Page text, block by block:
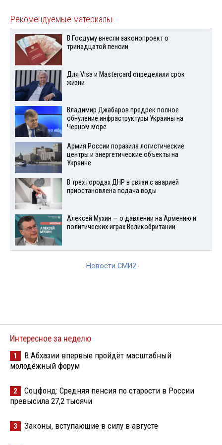
Рекомендуемые материалы
В Госдуму внесли законопроект о
тринадцатой пенсии
Для Visа и Mastercard определили срок
жизни
Владимир Джабаров предрек полное
обнуление инфраструктуры Украины на
Черном море
Армия России поразила логистические
центры и энергетические объекты на
Украине
В трех городах ДНР в связи с аварией
приостановлена подача воды
Алексей Мухин — о давлении на Армению и
политических играх Великобритании
Новости СМИ2
Интересное за неделю
1
В Абхазии впервые пройдёт масштабный
молодёжный форум
2
Соцфонд: Средняя пенсия по старости в России
превысила 27,2 тысячи
3 Законы, вступающие в силу в августе